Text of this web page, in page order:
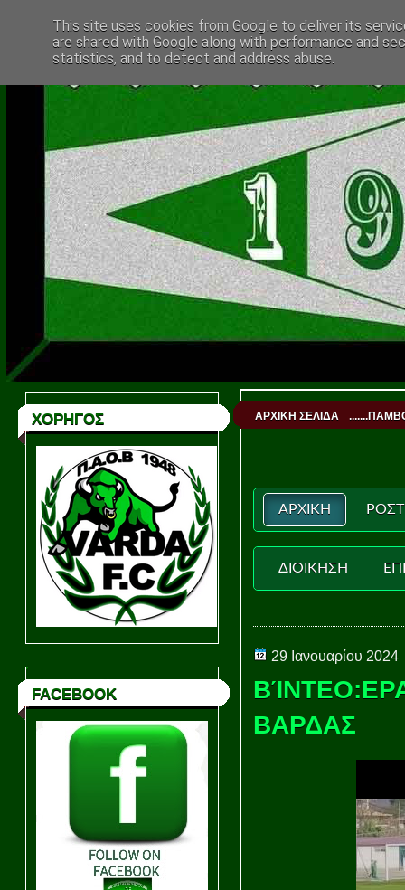
ΧΟΡΗΓΟΣ
FACEBOOK
ΑΡΧΙΚΗ ΣΕΛΙΔΑ
ΑΡΧΙΚΗ
ΔΙΟΙΚΗΣΗ
29 Ιανουαρίου 2024
ΒΑΡΔΑΣ
This site uses cookies from Google to deliver its
are shared with Google along with performance and
statistics, and to detect and address abuse.